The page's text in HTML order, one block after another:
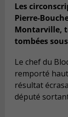
Les
Pierre-
Montarville,
tombées
Le chef du
remporté
résultat
député